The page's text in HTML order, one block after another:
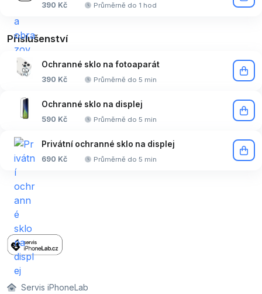
390 Kč Průměrně do 1 hod
Příslušenství
Ochranné sklo na fotoaparát
390 Kč Průměrně do 5 min
Ochranné sklo na displej
590 Kč Průměrně do 5 min
Privátní ochranné sklo na displej
690 Kč Průměrně do 5 min
Servis iPhoneLab